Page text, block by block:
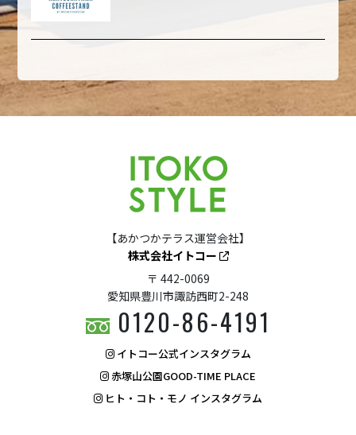
【あかつかテラス運営会社】
株式会社イトコー
〒 442-0069
愛知県豊川市諏訪西町2-248
0120-86-4191
イトコー公式インスタグラム
赤塚山公園GOOD-TIME PLACE
ヒト・コト・モノ インスタグラム